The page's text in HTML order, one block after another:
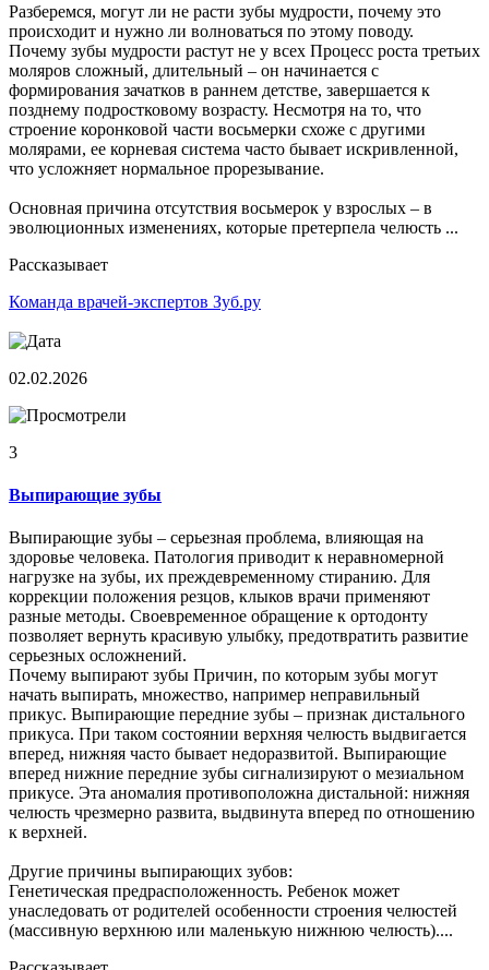
Разберемся, могут ли не расти зубы мудрости, почему это
происходит и нужно ли волноваться по этому поводу.
Почему зубы мудрости растут не у всех Процесс роста третьих
моляров сложный, длительный – он начинается с
формирования зачатков в раннем детстве, завершается к
позднему подростковому возрасту. Несмотря на то, что
строение коронковой части восьмерки схоже с другими
молярами, ее корневая система часто бывает искривленной,
что усложняет нормальное прорезывание.
Основная причина отсутствия восьмерок у взрослых – в
эволюционных изменениях, которые претерпела челюсть ...
Рассказывает
Команда врачей-экспертов Зуб.ру
02.02.2026
3
Выпирающие зубы
Выпирающие зубы – серьезная проблема, влияющая на
здоровье человека. Патология приводит к неравномерной
нагрузке на зубы, их преждевременному стиранию. Для
коррекции положения резцов, клыков врачи применяют
разные методы. Своевременное обращение к ортодонту
позволяет вернуть красивую улыбку, предотвратить развитие
серьезных осложнений.
Почему выпирают зубы Причин, по которым зубы могут
начать выпирать, множество, например неправильный
прикус. Выпирающие передние зубы – признак дистального
прикуса. При таком состоянии верхняя челюсть выдвигается
вперед, нижняя часто бывает недоразвитой. Выпирающие
вперед нижние передние зубы сигнализируют о мезиальном
прикусе. Эта аномалия противоположна дистальной: нижняя
челюсть чрезмерно развита, выдвинута вперед по отношению
к верхней.
Другие причины выпирающих зубов:
Генетическая предрасположенность. Ребенок может
унаследовать от родителей особенности строения челюстей
(массивную верхнюю или маленькую нижнюю челюсть)....